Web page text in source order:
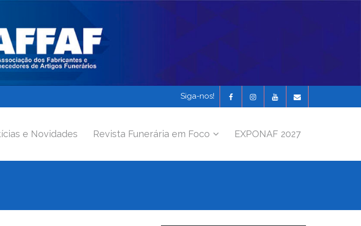
Siga-nos!
e Novidades Revista Funerária em Foco EXPONAF 2027